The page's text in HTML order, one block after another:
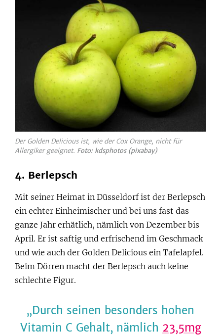
Der Golden Delicious ist, wie der Cox Orange, nicht für
Allergiker geeignet. Foto: kdsphotos (pixabay)
4. Berlepsch
Mit seiner Heimat in Düsseldorf ist der Berlepsch
ein echter Einheimischer und bei uns fast das
ganze Jahr erhätlich, nämlich von Dezember bis
April. Er ist saftig und erfrischend im Geschmack
und wie auch der Golden Delicious ein Tafelapfel.
Beim Dörren macht der Berlepsch auch keine
schlechte Figur.
Durch seinen besonders hohen
Vitamin C Gehalt, nämlich 23,5mg